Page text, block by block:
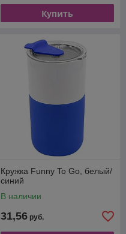
Купить
Кружка Funny To Go, белый/
синий
В наличии
31,56 руб.